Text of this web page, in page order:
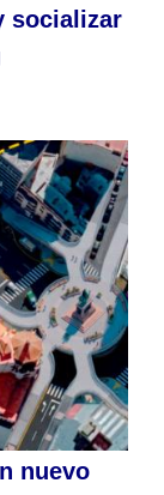
socializar
nuevo